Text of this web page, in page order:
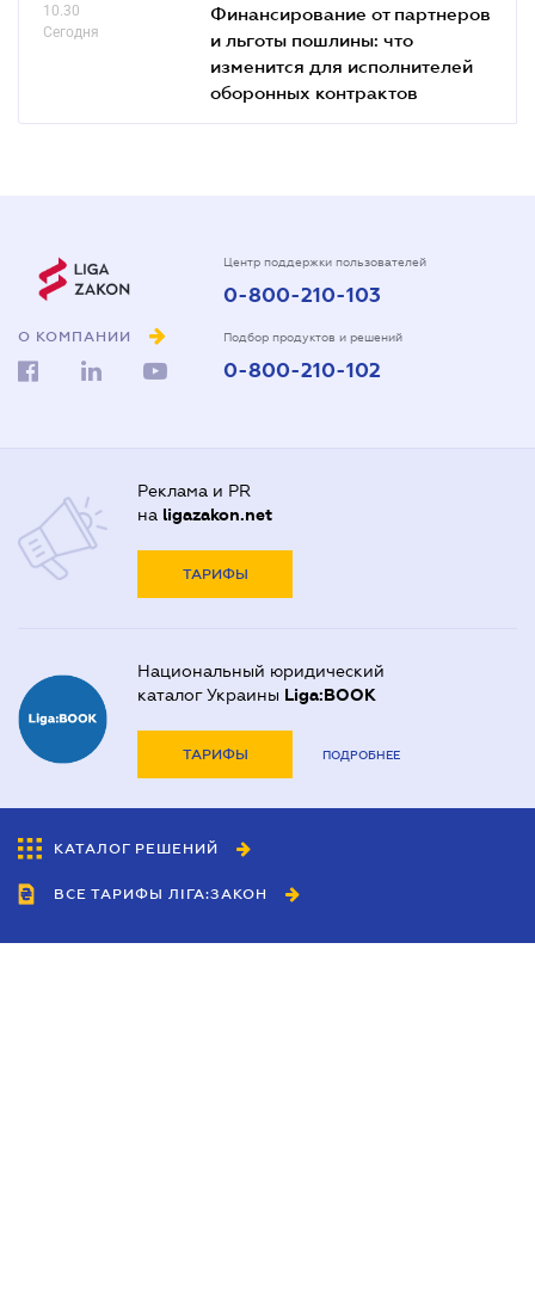
10.30
Сегодня
Финансирование от партнеров
и льготы пошлины: что
изменится для исполнителей
оборонных контрактов
О КОМПАНИИ
Центр поддержки пользователей
0-800-210-103
Подбор продуктов и решений
0-800-210-102
Реклама и PR
на ligazakon.net
ТАРИФЫ
Национальный юридический
каталог Украины Liga:BOOK
ТАРИФЫ ПОДРОБНЕЕ
КАТАЛОГ РЕШЕНИЙ
ВСЕ ТАРИФЫ ЛІГА:ЗАКОН